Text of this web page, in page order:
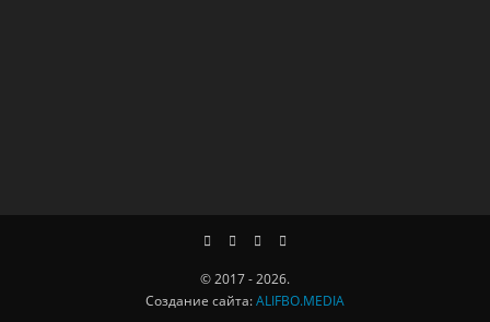
© 2017 - 2026.
Создание сайта:ALIFBO.MEDIA